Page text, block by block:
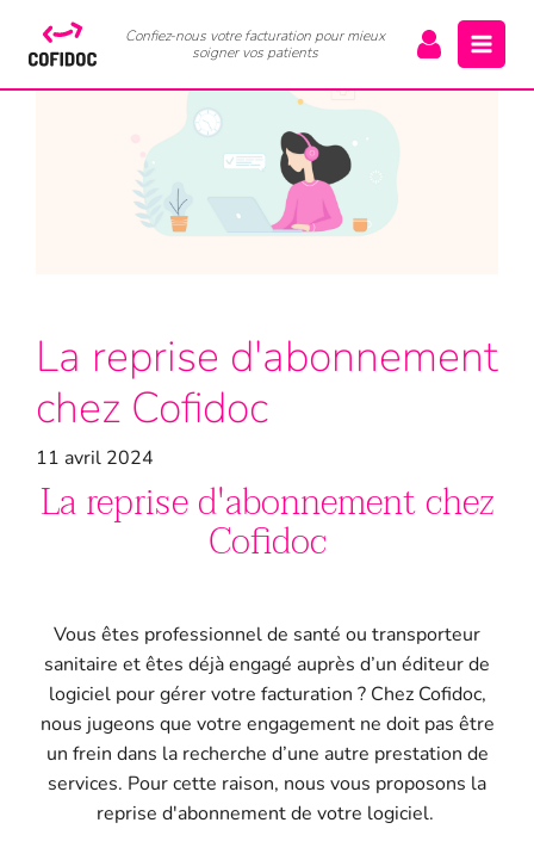
Confiez-nous votre facturation pour mieux
soigner vos patients
La reprise d'abonnement
chez Cofidoc
11 avril 2024
La reprise d'abonnement chez
Cofidoc
Vous êtes professionnel de santé ou transporteur
sanitaire et êtes déjà engagé auprès d’un éditeur de
logiciel pour gérer votre facturation ? Chez Cofidoc,
nous jugeons que votre engagement ne doit pas être
un frein dans la recherche d’une autre prestation de
services. Pour cette raison, nous vous proposons la
reprise d'abonnement de votre logiciel.